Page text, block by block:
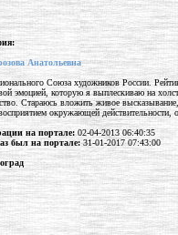
Анатольевна
Союза художников России.
эмоцией, которую я выплескиваю на
Стараюсь вложить живое
окружающей действительности,
на портале: 02-04-2013 06:40:35
был на портале:31-01-2017 07:43:00